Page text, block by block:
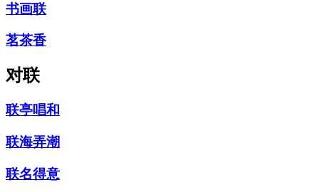
书画联
茗茶香
对联
联亭唱和
联海弄潮
联名得意